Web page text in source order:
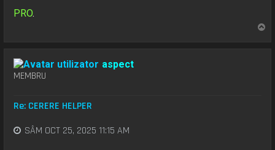
PRO.
aspect
MEMBRU
Re: CERERE HELPER
SÂM OCT 25, 2025 11:15 AM